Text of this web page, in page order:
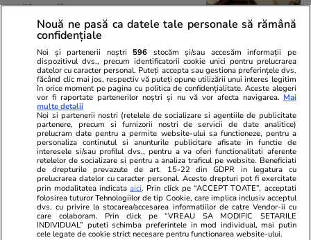
utilizează
Știri România 20 iul.
ROMATSA a contestat blocarea
plăţilor în urma procesului
deschis de Pfizer. Cazul se
judecă la Bruxelles
Știri România 20 iul.
Nouă ne pasă ca datele tale personale să rămână
confidențiale
Noi și partenerii noștri 596 stocăm și/sau accesăm informații pe
dispozitivul dvs., precum identificatorii cookie unici pentru prelucrarea
datelor cu caracter personal. Puteți accepta sau gestiona preferințele dvs.
făcând clic mai jos, respectiv vă puteți opune utilizării unui interes legitim
în orice moment pe pagina cu politica de confidențialitate. Aceste alegeri
vor fi raportate partenerilor noștri și nu vă vor afecta navigarea. Mai
multe detalii
Noi si partenerii nostri (retelele de socializare si agentiile de publicitate
partenere, precum si furnizorii nostri de servicii de date analitice)
prelucram date pentru a permite website-ului sa functioneze, pentru a
personaliza continutul si anunturile publicitare afisate in functie de
interesele si/sau profilul dvs., pentru a va oferi functionalitati aferente
retelelor de socializare si pentru a analiza traficul pe website. Beneficiati
de drepturile prevazute de art. 15-22 din GDPR in legatura cu
prelucrarea datelor cu caracter personal. Aceste drepturi pot fi exercitate
prin modalitatea indicataaici. Prin click pe “ACCEPT TOATE”, acceptati
folosirea tuturor Tehnologiilor de tip Cookie, care implica inclusiv acceptul
dvs. cu privire la stocarea/accesarea informatiilor de catre Vendor-ii cu
care colaboram. Prin click pe “VREAU SA MODIFIC SETARILE
INDIVIDUAL” puteti schimba preferintele in mod individual, mai putin
cele legate de cookie strict necesare pentru functionarea website-ului.